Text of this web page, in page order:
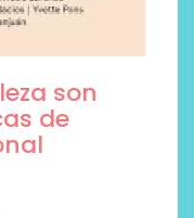
son
de